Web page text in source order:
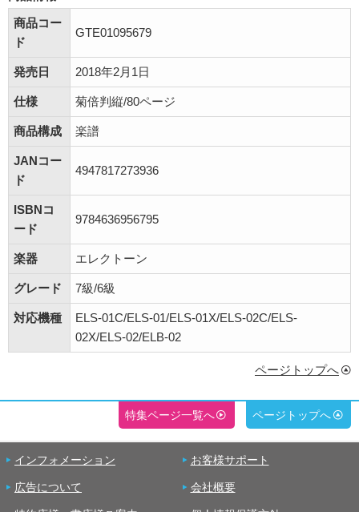
商品コー
ド
GTE01095679
発売日 2018年2月1日
仕様 菊倍判縦/80ページ
商品構成 楽譜
JANコー
ド
4947817273936
ISBNコ
ード
9784636956795
楽器 エレクトーン
グレード 7級/6級
対応機種
ELS-01C/ELS-01/ELS-01X/ELS-02C/ELS-
02X/ELS-02/ELB-02
ページトップへ
特集ページ一覧へ ページトップへ
インフォメーション お客様サポート
広告について 会社概要